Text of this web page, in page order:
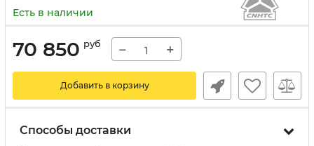
Есть в наличии
70 850 руб − +
Добавить в корзину
Способы доставки